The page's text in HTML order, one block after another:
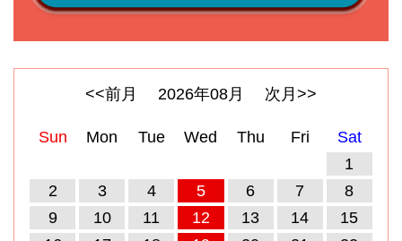
<<前月 2026年08月 次月>>
Sun Mon Tue Wed Thu Fri
Sat
1
2
3 4 5 6 7
8
9
10 11 12 13 14
15